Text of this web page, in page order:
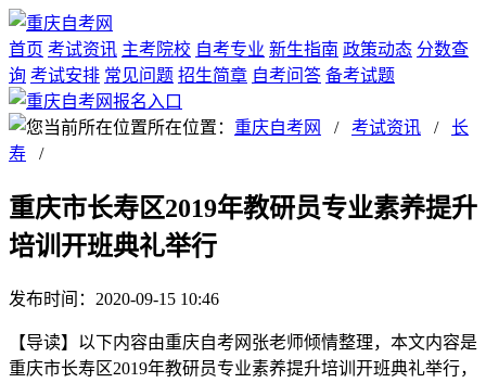
首页 考试资讯 主考院校 自考专业 新生指南 政策动态 分数查
询 考试安排 常见问题 招生简章 自考问答 备考试题
所在位置： 重庆自考网 / 考试资讯 / 长
寿 /
重庆市长寿区2019年教研员专业素养提升
培训开班典礼举行
发布时间：2020-09-15 10:46
【导读】以下内容由重庆自考网张老师倾情整理，本文内容是
重庆市长寿区2019年教研员专业素养提升培训开班典礼举行，